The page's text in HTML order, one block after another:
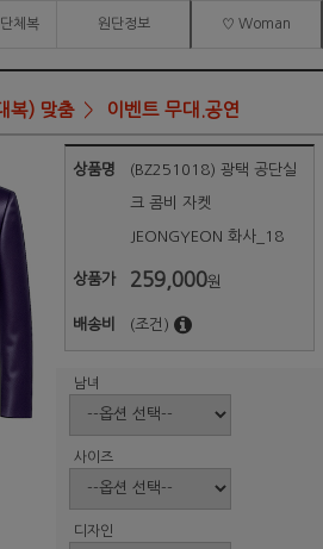
체복 원단정보 ♡ Woman
복) 맞춤 이벤트 무대.공연
상품명 (BZ251018) 광택 공단실
크 콤비 자켓
JEONGYEON 화사_18
상품가 259,000원
배송비 (조건)
남녀
사이즈
디자인